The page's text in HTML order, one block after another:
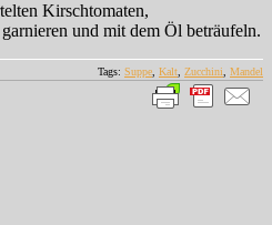
Kirschtomaten,
und mit dem Öl beträufeln.
Tags: Suppe, Kalt, Zucchini, Mandel